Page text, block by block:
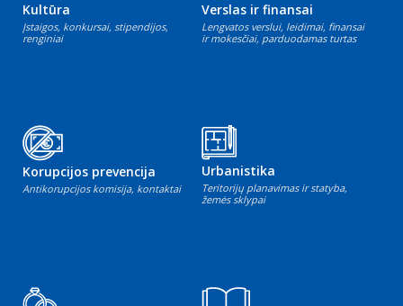
Kultūra
Įstaigos, konkursai, stipendijos,
renginiai
Verslas ir finansai
Lengvatos verslui, leidimai, finansai
ir mokesčiai, parduodamas turtas
Korupcijos prevencija
Antikorupcijos komisija, kontaktai
Urbanistika
Teritorijų planavimas ir statyba,
žemės sklypai